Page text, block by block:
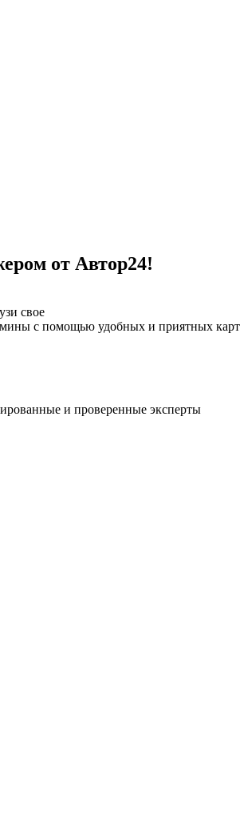
от Автор24!
свое
с помощью удобных и приятных
и проверенные эксперты